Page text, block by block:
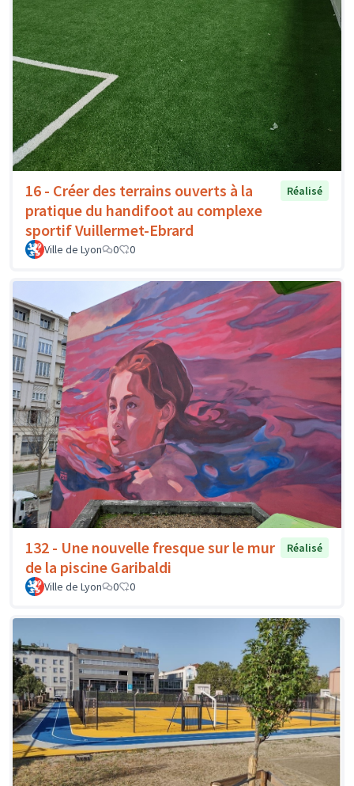
16 - Créer des terrains ouverts à la
pratique du handifoot au complexe
sportif Vuillermet-Ebrard
Réalisé
Ville de Lyon 0 0
132 - Une nouvelle fresque sur le mur
de la piscine Garibaldi
Réalisé
Ville de Lyon 0 0